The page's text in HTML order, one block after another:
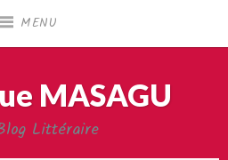
MENU
MASAGU
Littéraire